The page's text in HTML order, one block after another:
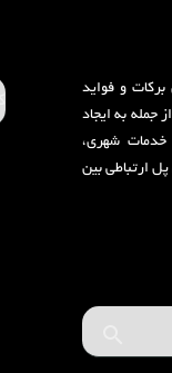
دارای برکات و فواید
به ایجاد
خدمات شهری،
ارتباطی بین